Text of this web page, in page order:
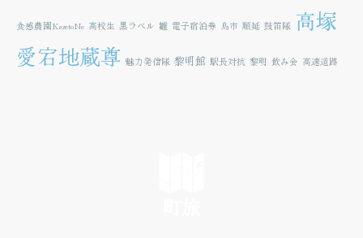
食感農園KazetoNe 高校生 黒ラベル 雛 電子宿泊券 鳥市 順延 鼓笛隊 高塚
愛宕地蔵尊 魅力発信隊 黎明館 駅長対抗 黎明 飲み会 高速道路